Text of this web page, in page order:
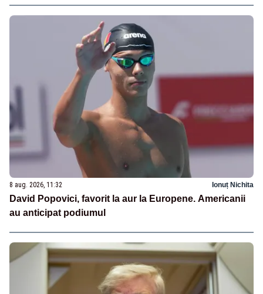
8 aug. 2026, 11:32 Ionuț Nichita
David Popovici, favorit la aur la Europene. Americanii
au anticipat podiumul